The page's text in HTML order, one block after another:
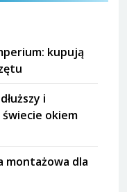
kupują
i
okiem
montażowa dla